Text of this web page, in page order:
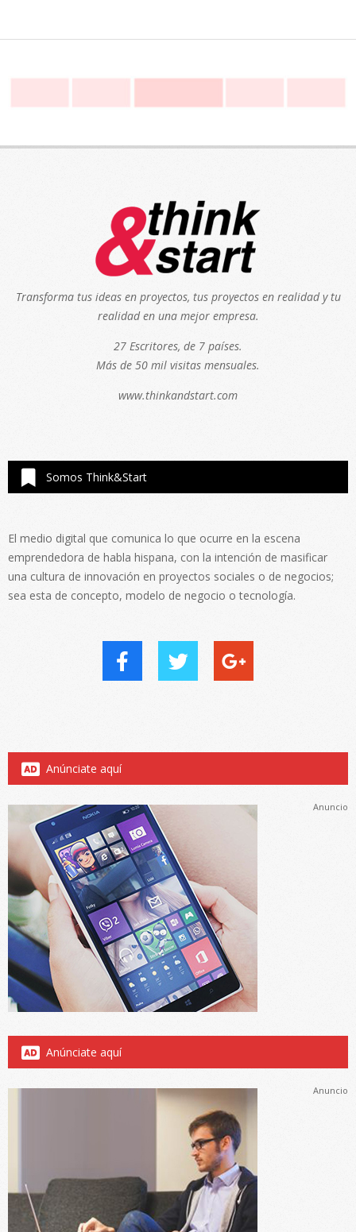
Transforma tus ideas en proyectos, tus proyectos en realidad y tu
realidad en una mejor empresa.
27 Escritores, de 7 países.
Más de 50 mil visitas mensuales.
www.thinkandstart.com
Somos Think&Start
El medio digital que comunica lo que ocurre en la escena
emprendedora de habla hispana, con la intención de masificar
una cultura de innovación en proyectos sociales o de negocios;
sea esta de concepto, modelo de negocio o tecnología.
Anúnciate aquí
Anuncio
Anúnciate aquí
Anuncio